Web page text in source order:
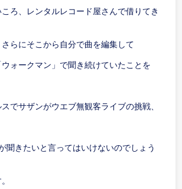
ろ、レンタルレコード屋さんで借りてき
らにそこから自分で曲を編集して
ォークマン」で聞き続けていたことを
でサザンがウエブ無観客ライブの挑戦、
聞きたいと言ってはいけないのでしょう